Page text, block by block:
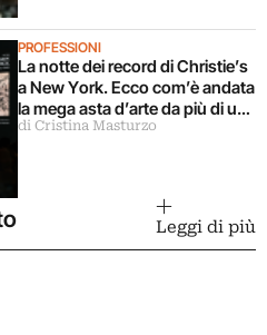
PROFESSIONI
La notte dei record di Christie’s
a New York. Ecco com’è andata
la mega asta d’arte da più di un
miliardo di dollari
di Cristina Masturzo
Leggi di più